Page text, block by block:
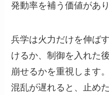
発動率を補う価値があり
兵学は火力だけを伸ば
けるか、制御を入れた
崩せるかを重視します。
混乱が遅れると、止め